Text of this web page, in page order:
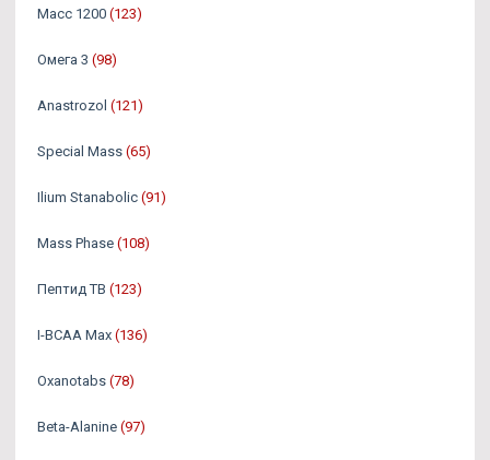
Масс 1200 (123)
Омега 3 (98)
Аnastrozol (121)
Special Mass (65)
Ilium Stanabolic (91)
Mass Phase (108)
Пептид TB (123)
I-BCAA Max (136)
Oxanotabs (78)
Beta-Alanine (97)